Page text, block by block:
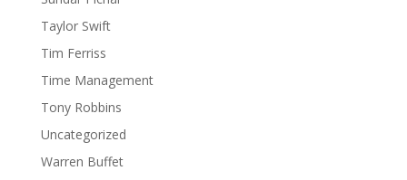
Taylor Swift
Tim Ferriss
Time Management
Tony Robbins
Uncategorized
Warren Buffet